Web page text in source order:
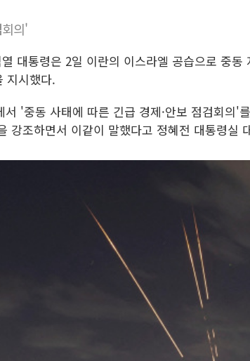
의'
대통령은 2일 이란의 이스라엘 공습으로 중
지시했다.
'중동 사태에 따른 긴급 경제·안보 점검회의'
강조하면서 이같이 말했다고 정혜전 대통령실